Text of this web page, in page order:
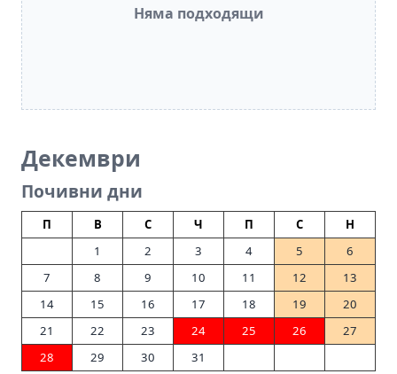
Няма подходящи
Декември
Почивни дни
П В С Ч П С
Н
1
2 3 4 5
6
7
8 9 10 11 12
13
14
15 16 17 18 19
20
21
22 23 24 25 26
27
28
29 30 31